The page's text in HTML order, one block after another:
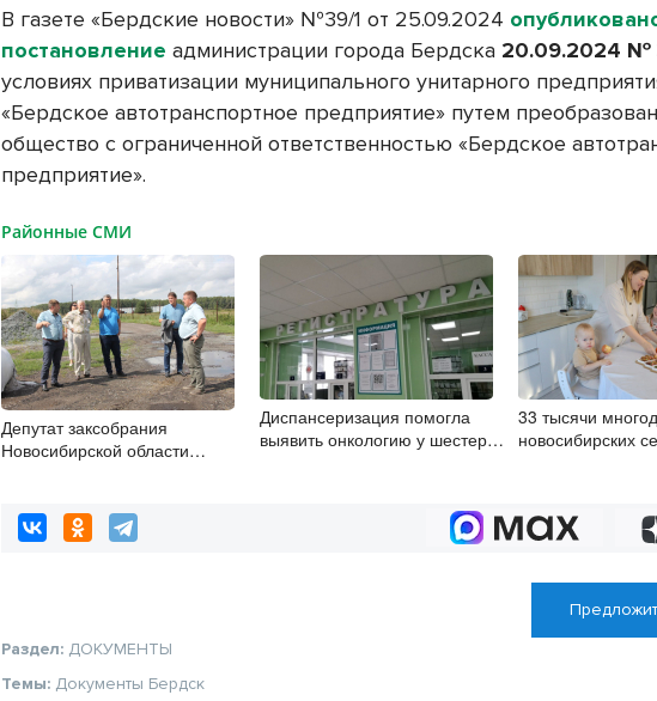
В газете «Бердские новости» №39/1 от 25.09.2024
постановление администрации города Бердска 20.09.2024 №
условиях приватизации муниципального унитарного
«Бердское автотранспортное предприятие» путем
общество с ограниченной ответственностью «Бердское
предприятие».
Районные СМИ
Депутат заксобрания
Новосибирской области
Диспансеризация помогла
выявить онкологию у шестерых
33 тысячи
новосибирских
Раздел: ДОКУМЕНТЫ
Темы: Документы Бердск